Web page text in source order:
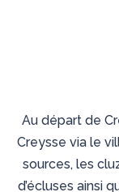
Au départ de
Creysse via le
sources, les
d’écluses ainsi